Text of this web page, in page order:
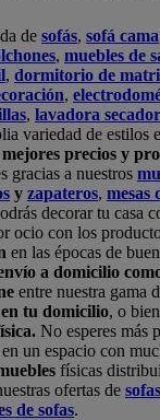
de sofás, sofá cama
, muebles de
, dormitorio de
,
, lavadora
variedad de estilos
precios y
gracias a nuestros
y zapateros, mesas
decorar tu casa
ocio con los
en las épocas de
a domicilio
entre nuestra gama
tu domicilio, o
No esperes más
un espacio con
físicas
ofertas de
de sofas.